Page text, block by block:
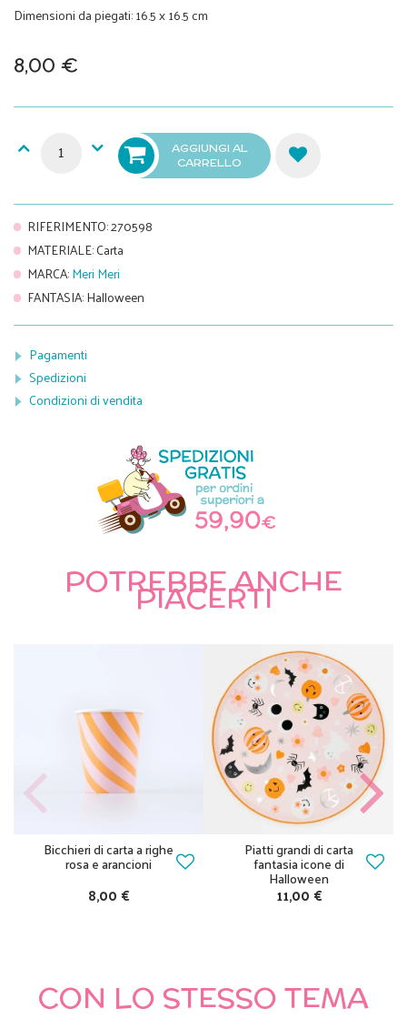
Dimensioni da piegati: 16.5 x 16.5 cm
8,00 €
AGGIUNGI AL
CARRELLO
RIFERIMENTO:270598
MATERIALE:Carta
MARCA:Meri Meri
FANTASIA:Halloween
Pagamenti
Spedizioni
Condizioni di vendita
POTREBBE ANCHE
PIACERTI
Bicchieri di carta a righe
rosa e arancioni
8,00 €
Piatti grandi di carta
fantasia icone di
Halloween
11,00 €
CON LO STESSO TEMA